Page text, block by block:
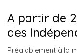
A partir de
des
Préalablement à la